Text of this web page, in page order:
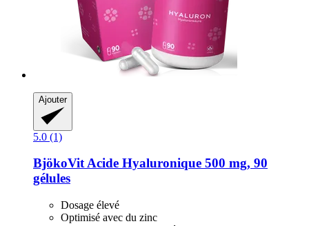
Ajouter
5.0 (1)
BjökoVitAcide Hyaluronique 500 mg, 90
gélules
Dosage élevé
Optimisé avec du zinc